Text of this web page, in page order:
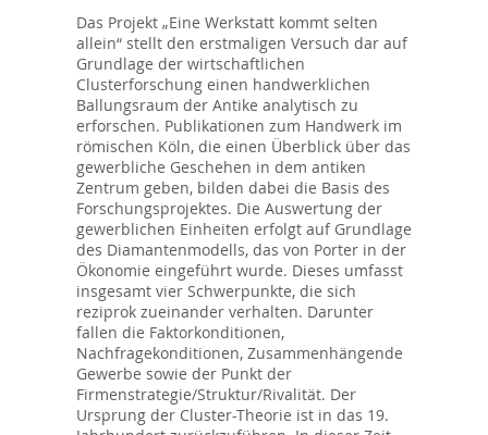
Das Projekt „Eine Werkstatt kommt selten
allein“ stellt den erstmaligen Versuch dar auf
Grundlage der wirtschaftlichen
Clusterforschung einen handwerklichen
Ballungsraum der Antike analytisch zu
erforschen. Publikationen zum Handwerk im
römischen Köln, die einen Überblick über das
gewerbliche Geschehen in dem antiken
Zentrum geben, bilden dabei die Basis des
Forschungsprojektes. Die Auswertung der
gewerblichen Einheiten erfolgt auf Grundlage
des Diamantenmodells, das von Porter in der
Ökonomie eingeführt wurde. Dieses umfasst
insgesamt vier Schwerpunkte, die sich
reziprok zueinander verhalten. Darunter
fallen die Faktorkonditionen,
Nachfragekonditionen, Zusammenhängende
Gewerbe sowie der Punkt der
Firmenstrategie/Struktur/Rivalität. Der
Ursprung der Cluster-Theorie ist in das 19.